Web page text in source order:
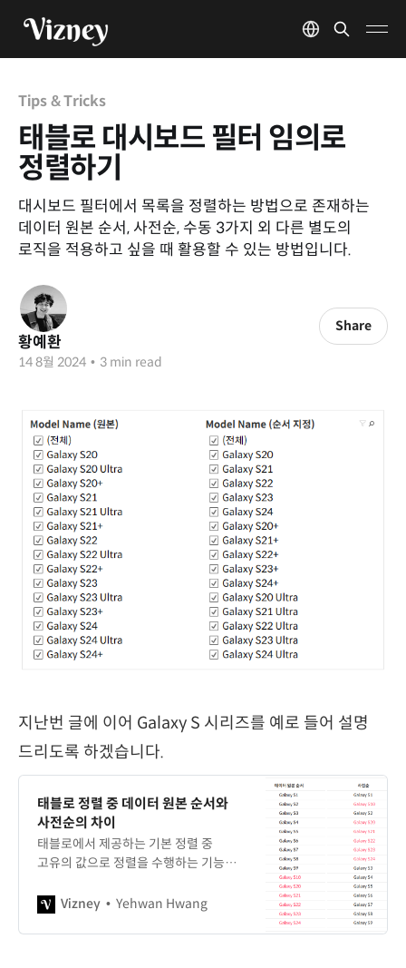
Tips & Tricks
태블로 대시보드 필터 임의로
정렬하기
대시보드 필터에서 목록을 정렬하는 방법으로 존재하는
데이터 원본 순서, 사전순, 수동 3가지 외 다른 별도의
로직을 적용하고 싶을 때 활용할 수 있는 방법입니다.
황예환
14 8월 2024 • 3 min read
Share
지난번 글에 이어 Galaxy S 시리즈를 예로 들어 설명
드리도록 하겠습니다.
태블로 정렬 중 데이터 원본 순서와
사전순의 차이
태블로에서 제공하는 기본 정렬 중
고유의 값으로 정렬을 수행하는 기능
Vizney
Yehwan Hwang